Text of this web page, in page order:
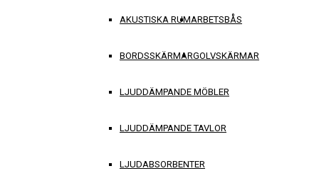
AKUSTISKA RUMARBETSBÅS
BORDSSKÄRMARGOLVSKÄRMAR
LJUDDÄMPANDE MÖBLER
LJUDDÄMPANDE TAVLOR
LJUDABSORBENTER